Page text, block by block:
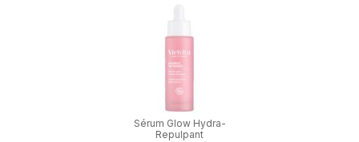
Sérum Glow Hydra-
Repulpant